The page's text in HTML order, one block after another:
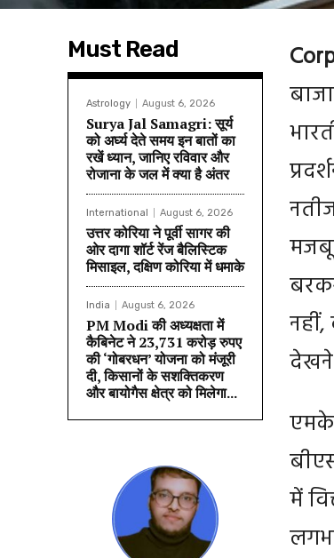
Must Read
Astrology August 6, 2026
Surya Jal Samagri: सूर्य
को अर्घ्य देते समय इन बातों का
रखें ध्यान, जानिए रविवार और
रोजाना के जल में क्या है अंतर
International August 6, 2026
उत्तर कोरिया ने पूर्वी सागर की
ओर दागा शॉर्ट रेंज बैलिस्टिक
मिसाइल, दक्षिण कोरिया में धमाके
India August 6, 2026
PM Modi की अध्यक्षता में
कैबिनेट ने 23,731 करोड़ रुपए
की ‘गोबरधन’ योजना को मंजूरी
दी, किसानों के सशक्तिकरण
और बायोगैस क्षेत्र को मिलेगा...
देखने
एमके
में